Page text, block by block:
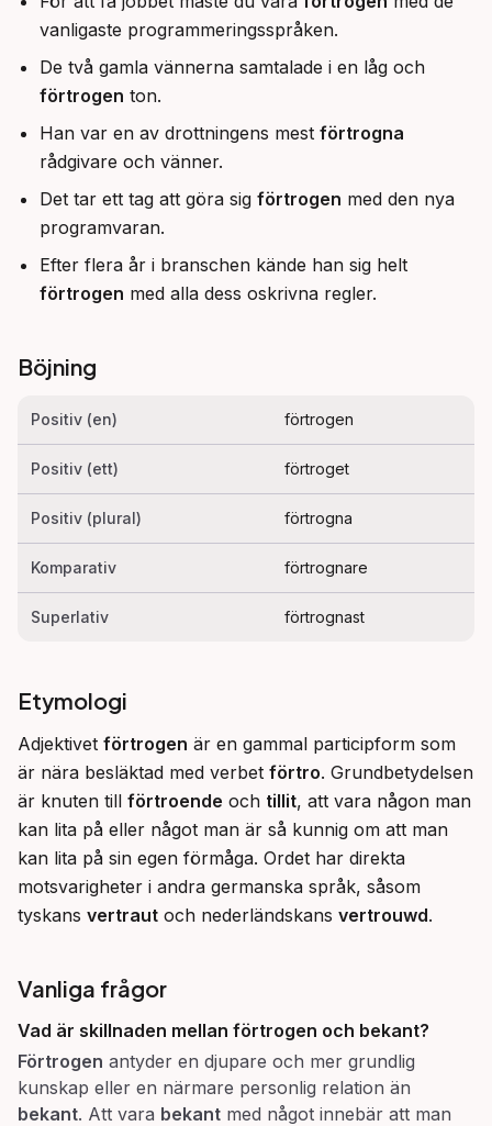
vanligaste programmeringsspråken.
De två gamla vännerna samtalade i en låg och
förtrogen ton.
Han var en av drottningens mest förtrogna
rådgivare och vänner.
Det tar ett tag att göra sig förtrogen med den nya
programvaran.
Efter flera år i branschen kände han sig helt
förtrogen med alla dess oskrivna regler.
Böjning
Positiv (en) förtrogen
Positiv (ett) förtroget
Positiv (plural) förtrogna
Komparativ förtrognare
Superlativ förtrognast
Etymologi
Adjektivet förtrogen är en gammal participform som
är nära besläktad med verbet förtro. Grundbetydelsen
är knuten till förtroende och tillit, att vara någon man
kan lita på eller något man är så kunnig om att man
kan lita på sin egen förmåga. Ordet har direkta
motsvarigheter i andra germanska språk, såsom
tyskans vertraut och nederländskans vertrouwd.
Vanliga frågor
Vad är skillnaden mellan förtrogen och bekant?
Förtrogen antyder en djupare och mer grundlig
kunskap eller en närmare personlig relation än
bekant. Att vara bekant med något innebär att man